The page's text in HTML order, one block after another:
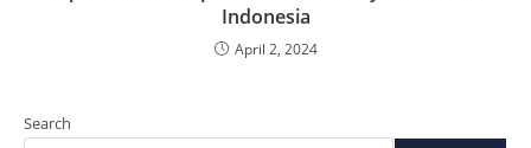
Indonesia
April 2, 2024
Search